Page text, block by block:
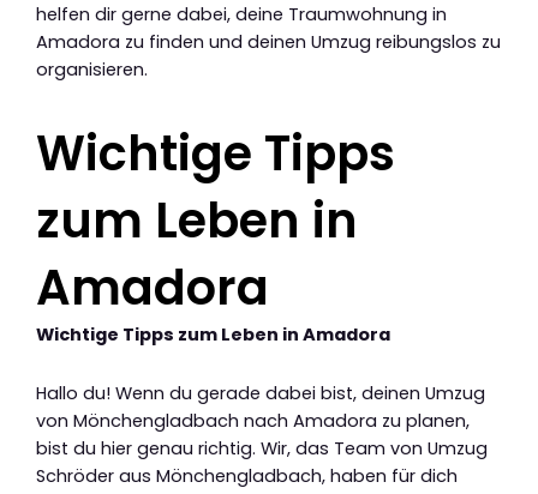
helfen dir gerne dabei, deine Traumwohnung in
Amadora zu finden und deinen Umzug reibungslos zu
organisieren.
Wichtige Tipps
zum Leben in
Amadora
Wichtige Tipps zum Leben in Amadora
Hallo du! Wenn du gerade dabei bist, deinen Umzug
von Mönchengladbach nach Amadora zu planen,
bist du hier genau richtig. Wir, das Team von Umzug
Schröder aus Mönchengladbach, haben für dich